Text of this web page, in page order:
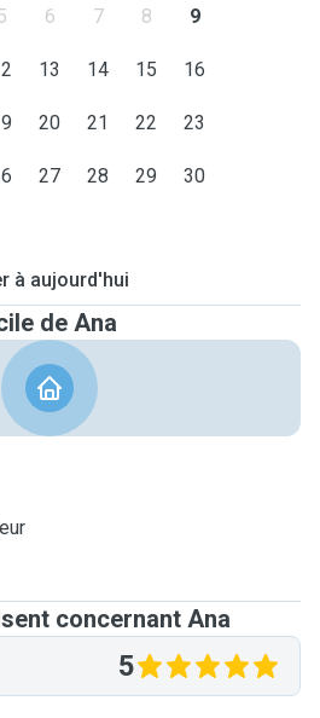
6 7 8 9
13 14 15 16
20 21 22 23
27 28 29 30
à aujourd'hui
de Ana
concernant Ana
5